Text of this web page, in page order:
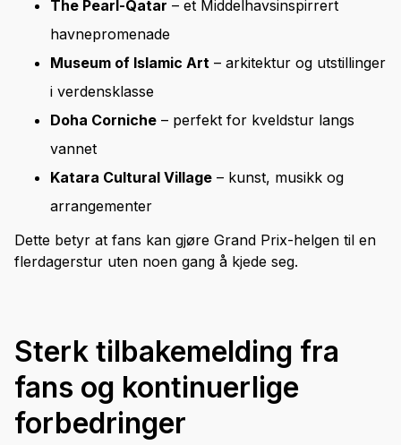
The Pearl-Qatar – et Middelhavsinspirrert
havnepromenade
Museum of Islamic Art – arkitektur og utstillinger
i verdensklasse
Doha Corniche – perfekt for kveldstur langs
vannet
Katara Cultural Village – kunst, musikk og
arrangementer
Dette betyr at fans kan gjøre Grand Prix-helgen til en
flerdagerstur uten noen gang å kjede seg.
Sterk tilbakemelding fra
fans og kontinuerlige
forbedringer